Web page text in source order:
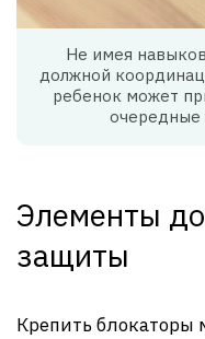
Не имея
должной
ребенок может
очередные
Элементы
защиты
Крепить